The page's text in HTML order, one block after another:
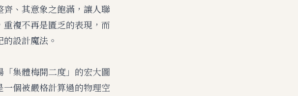
、其意象之飽滿，讓人聯
複不再是匱乏的表現，而
設計魔法。
集體梅開二度」的宏大圖
個被嚴格計算過的物理空